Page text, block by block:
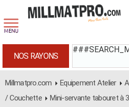
NOS RAYONS
Millmatpro.com Equipement Atelier
/ Couchette
Mini-servante tabouret à